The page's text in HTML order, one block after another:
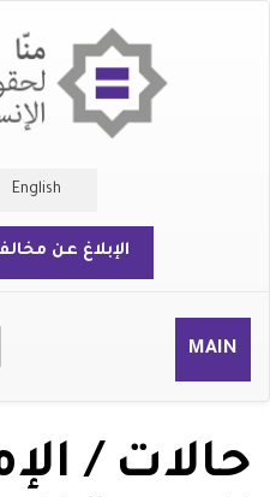
English
الإبلاغ عن
MAIN
حالات /